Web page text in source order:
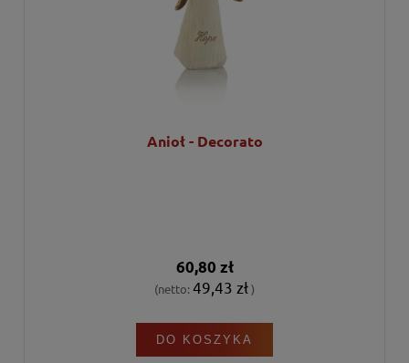
Anioł - Decorato
60,80 zł
(netto: 49,43 zł)
DO KOSZYKA